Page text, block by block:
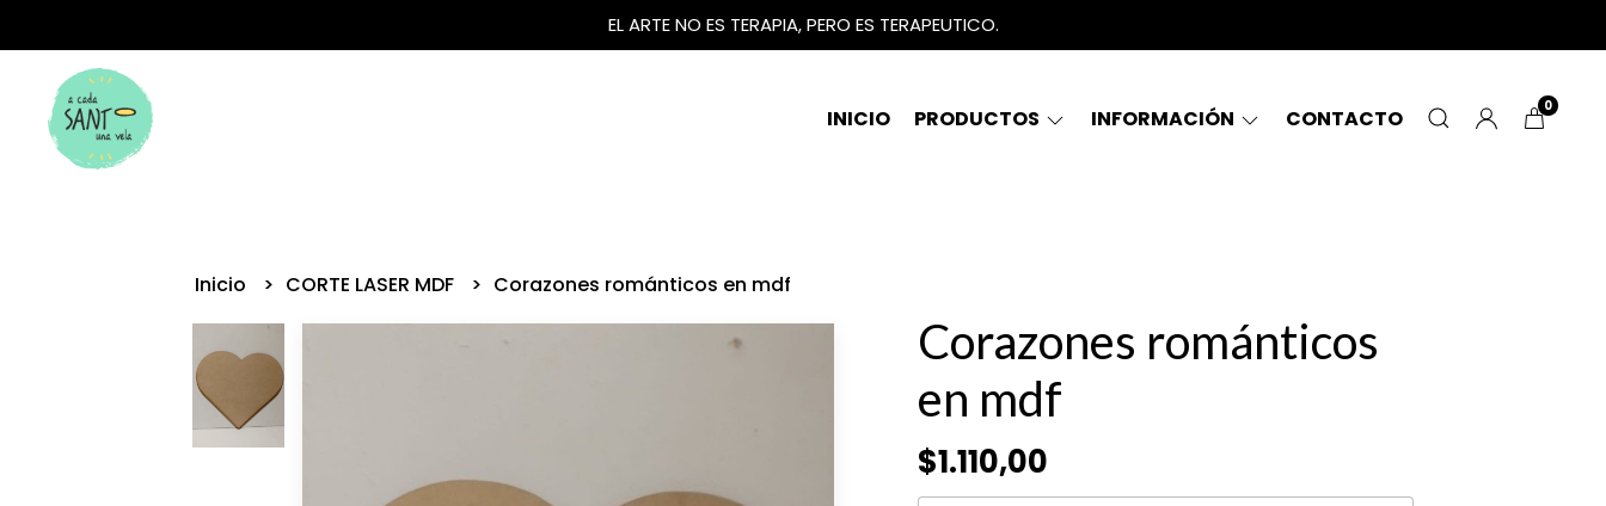
EL ARTE NO ES TERAPIA, PERO ES TERAPEUTICO.
INICIO PRODUCTOS INFORMACIÓN CONTACTO 0
Inicio CORTE LASER MDF Corazones románticos en mdf
Corazones románticos
en mdf
$1.110,00